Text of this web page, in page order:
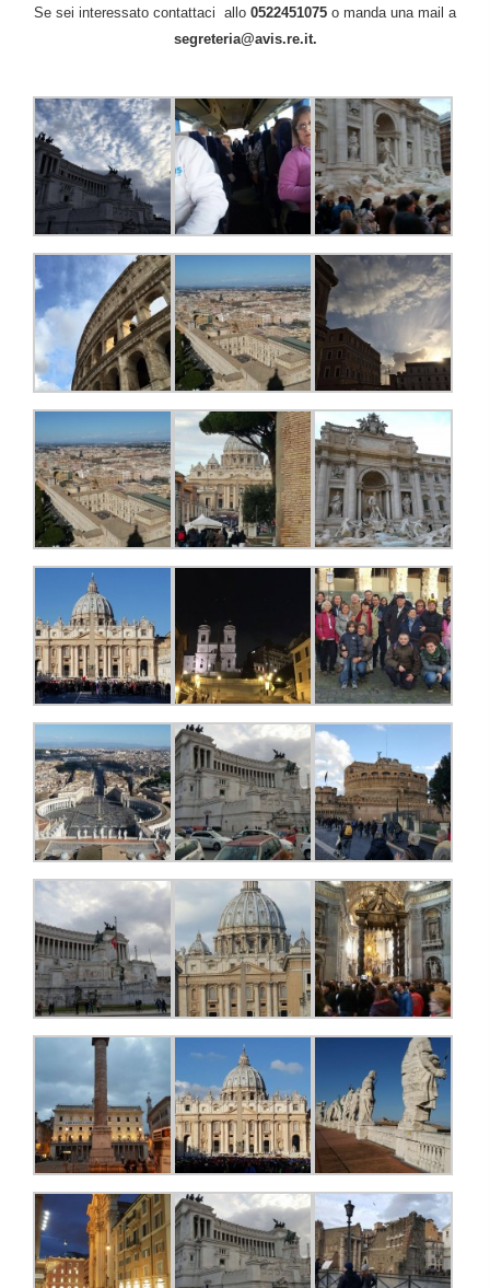
Se sei interessato contattaci allo 0522451075 o manda una mail a
segreteria@avis.re.it.